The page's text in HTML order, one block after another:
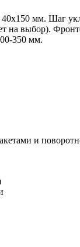
40х150 мм. Шаг
на выбор).
350 мм.
и